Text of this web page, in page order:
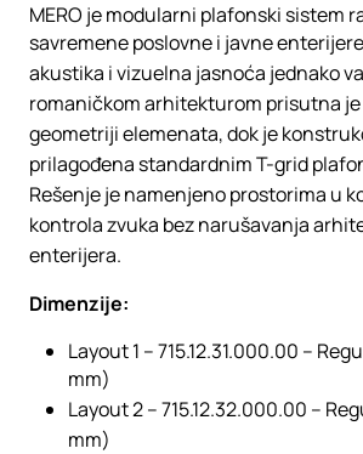
MERO je modularni plafonski sistem
savremene poslovne i javne
akustika i vizuelna jasnoća jednako
romaničkom arhitekturom prisutna
geometriji elemenata, dok je
prilagođena standardnim T-grid
Rešenje je namenjeno prostorima u
kontrola zvuka bez narušavanja
enterijera.
Dimenzije:
Layout 1 – 715.12.31.000.00 –
mm)
Layout 2 – 715.12.32.000.00 –
mm)